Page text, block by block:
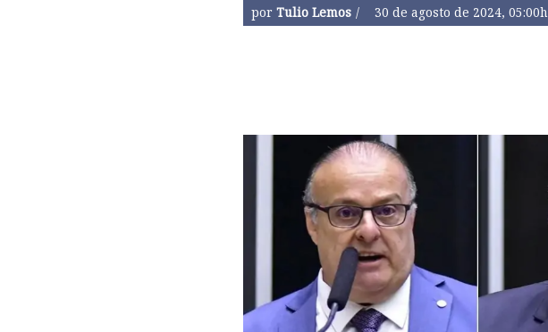
por Tulio Lemos 30 de agosto de 2024, 05:00h